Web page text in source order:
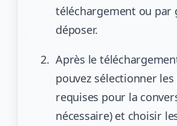
téléchargement ou par
déposer.
Après le
pouvez sélectionner les
requises pour la
nécessaire) et choisir